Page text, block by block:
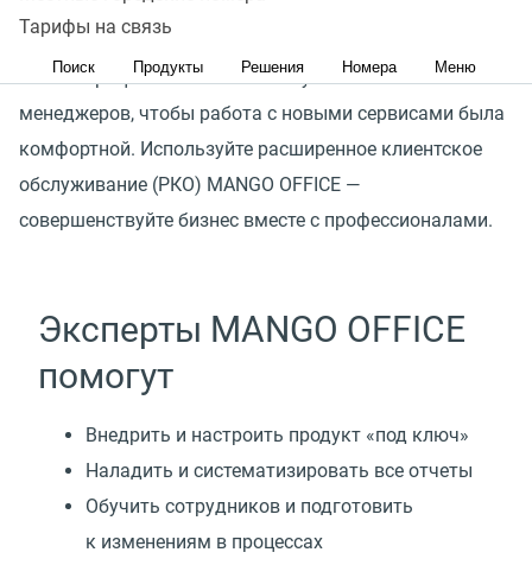
Тарифы на связь
Поиск Продукты Решения Номера Меню
технологиями: наши эксперты сами подключат
продукты и сделают это максимально незаметно для
бизнес-процессов. Также мы обучим ваших
менеджеров, чтобы работа с новыми сервисами была
комфортной. Используйте расширенное клиентское
обслуживание (РКО) MANGO OFFICE —
совершенствуйте бизнес вместе с профессионалами.
Эксперты MANGO OFFICE
помогут
Внедрить и настроить продукт «под ключ»
Наладить и систематизировать все отчеты
Обучить сотрудников и подготовить
к изменениям в процессах